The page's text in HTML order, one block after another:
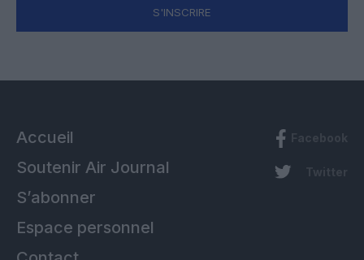
S'INSCRIRE
Accueil
Soutenir Air Journal
S’abonner
Espace personnel